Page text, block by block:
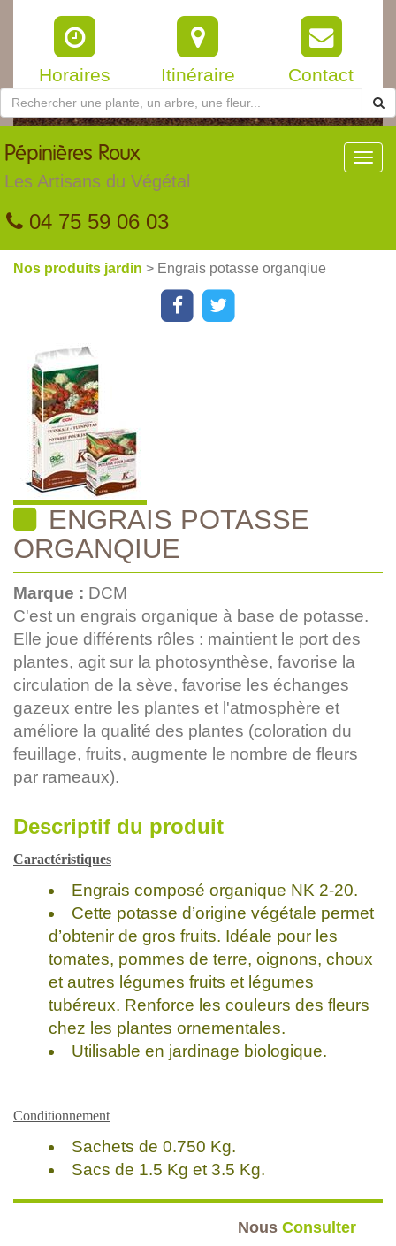
Horaires Itinéraire Contact
Pépinières Roux
Les Artisans du Végétal
04 75 59 06 03
Nos produits jardin > Engrais potasse organqiue
ENGRAIS POTASSE
ORGANQIUE
Marque : DCM
C'est un engrais organique à base de potasse.
Elle joue différents rôles : maintient le port des
plantes, agit sur la photosynthèse, favorise la
circulation de la sève, favorise les échanges
gazeux entre les plantes et l'atmosphère et
améliore la qualité des plantes (coloration du
feuillage, fruits, augmente le nombre de fleurs
par rameaux).
Descriptif du produit
Caractéristiques
Engrais composé organique NK 2-20.
Cette potasse d’origine végétale permet
d’obtenir de gros fruits. Idéale pour les
tomates, pommes de terre, oignons, choux
et autres légumes fruits et légumes
tubéreux. Renforce les couleurs des fleurs
chez les plantes ornementales.
Utilisable en jardinage biologique.
Conditionnement
Sachets de 0.750 Kg.
Sacs de 1.5 Kg et 3.5 Kg.
Nous Consulter